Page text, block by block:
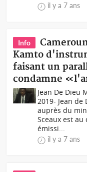
il y a 7 ans
Info
Kamto
faisant un
condamne
Jean De Dieu
2019- Jean
auprès du
Sceaux est
émissi...
il y a 7 ans